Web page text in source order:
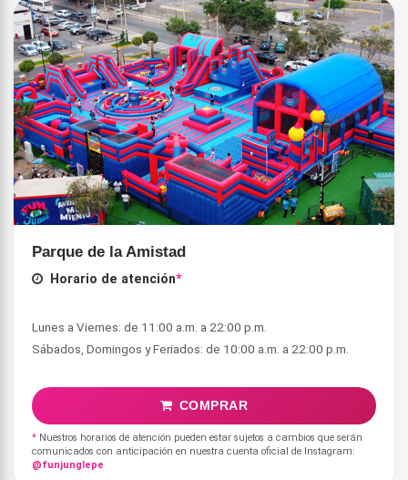
Parque de la Amistad
Horario de atención*
Lunes a Viernes: de 11:00 a.m. a 22:00 p.m.
COMPRAR
* Nuestros horarios de atención pueden estar sujetos a cambios que serán
comunicados con anticipación en nuestra cuenta oficial de Instagram:
@funjunglepe